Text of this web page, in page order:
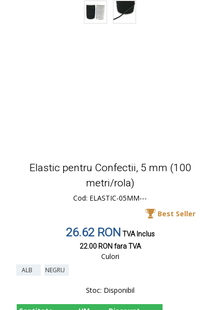
Elastic pentru Confectii, 5 mm (100
metri/rola)
Cod: ELASTIC-05MM---
Best Seller
26.62 RONTVA Inclus
22.00 RONfara TVA
Culori
ALB NEGRU
Stoc: Disponibil